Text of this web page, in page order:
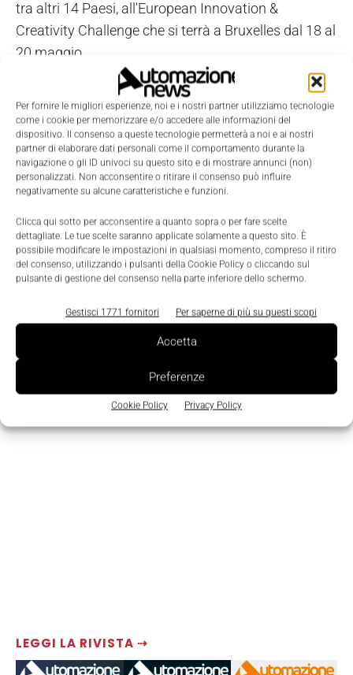
Per fornire le migliori esperienze, noi e i nostri partner utilizziamo tecnologie
come i cookie per memorizzare e/o accedere alle informazioni del
dispositivo. Il consenso a queste tecnologie permetterà a noi e ai nostri
partner di elaborare dati personali come il comportamento durante la
navigazione o gli ID univoci su questo sito e di mostrare annunci (non)
personalizzati. Non acconsentire o ritirare il consenso può influire
negativamente su alcune caratteristiche e funzioni.
Clicca qui sotto per acconsentire a quanto sopra o per fare scelte
dettagliate. Le tue scelte saranno applicate solamente a questo sito. È
possibile modificare le impostazioni in qualsiasi momento, compreso il ritiro
del consenso, utilizzando i pulsanti della Cookie Policy o cliccando sul
pulsante di gestione del consenso nella parte inferiore dello schermo.
Gestisci 1771 fornitori Per saperne di più su questi scopi
Accetta
Preferenze
Cookie Policy Privacy Policy
LEGGI LA RIVISTA ⇢
tra altri 14 Paesi, all'European Innovation &
Creativity Challenge che si terrà a Bruxelles dal 18 al
20 maggio.
Premiati anche 'Imagine your future house', una
casa domotica in progress da sperimentare e vivere
in ambiente virtuale, commentando e progettando
possibili nuove evoluzioni, e 'Abb Future', un sito
dedicato ai giovani e ai professionisti di domotica
per lo scambio di idee, concorsi e la promozione
L'Innovation & Creativity Challenge è una proposta
didattica inedita di Junior Achievement che, nei suoi
primi 3 anni di sviluppo, raggiungerà più di 7.800
partecipazione di più di 390 volontari d'azienda.